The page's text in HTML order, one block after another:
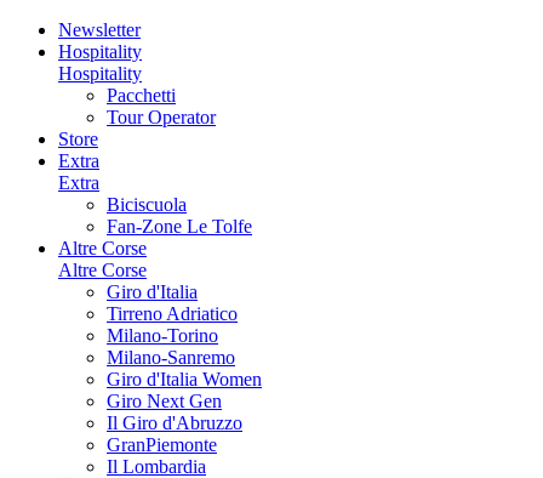
Newsletter
Hospitality
Hospitality
Pacchetti
Tour Operator
Store
Extra
Extra
Biciscuola
Fan-Zone Le Tolfe
Altre Corse
Altre Corse
Giro d'Italia
Tirreno Adriatico
Milano-Torino
Milano-Sanremo
Giro d'Italia Women
Giro Next Gen
Il Giro d'Abruzzo
GranPiemonte
Il Lombardia